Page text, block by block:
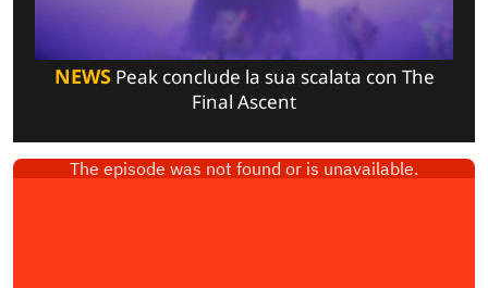
NEWSPeak conclude la sua scalata con The
Final Ascent